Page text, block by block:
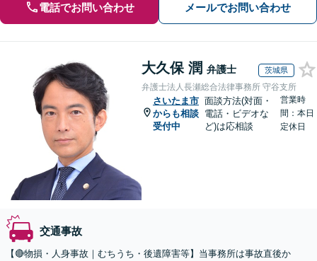
電話でお問い合わせ メールでお問い合わせ
大久保 潤 弁護士 茨城県
弁護士法人長瀬総合法律事務所 守谷支所
さいたま市
からも相談
受付中
面談方法(対面・
電話・ビデオな
ど)は応相談
営業時
間：本日
定休日
交通事故
【🔴物損・人身事故｜むちうち・後遺障害等】当事務所は事故直後か